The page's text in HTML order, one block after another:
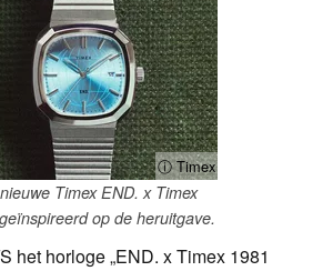
ⓘ Timex
Timex END. x Timex
op de heruitgave.
het horloge „END. x Timex 1981